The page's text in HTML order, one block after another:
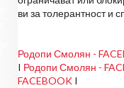
ви за толерантност и
Родопи Смолян -
I Родопи Смолян -
FACEBOOK I